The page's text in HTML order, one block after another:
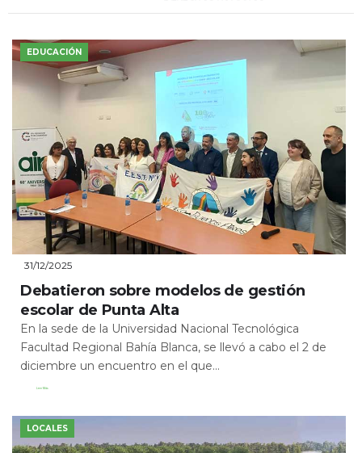
EDUCACIÓN
31/12/2025
Debatieron sobre modelos de gestión
escolar de Punta Alta
En la sede de la Universidad Nacional Tecnológica
Facultad Regional Bahía Blanca, se llevó a cabo el 2 de
diciembre un encuentro en el que...
Leer Más
LOCALES